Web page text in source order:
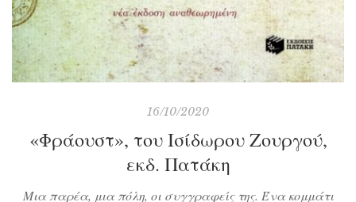
16/10/2020
«Φράουστ», του Ισίδωρου Ζουργού,
εκδ. Πατάκη
Μια παρέα, μια πόλη, οι συγγραφείς της. Ένα κομμάτι